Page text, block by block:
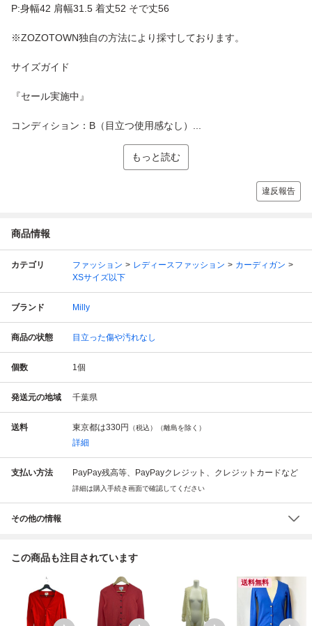
P:身幅42 肩幅31.5 着丈52 そで丈56
※ZOZOTOWN独自の方法により採寸しております。
サイズガイド
『セール実施中』
コンディション：B（目立つ使用感なし）...
もっと読む
違反報告
商品情報
カテゴリ ファッション レディースファッション
カーディガン
XSサイズ以下
ブランド Milly
商品の状態 目立った傷や汚れなし
個数 1個
発送元の地域 千葉県
送料 東京都は330円 （税込）（離島を除く）
詳細
支払い方法 PayPay残高等、PayPayクレジット、クレジットカードなど
詳細は購入手続き画面で確認してください
その他の情報
この商品も注目されています
送料無料